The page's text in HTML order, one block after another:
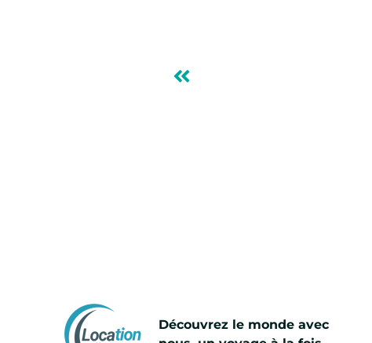
Découvrez le monde avec